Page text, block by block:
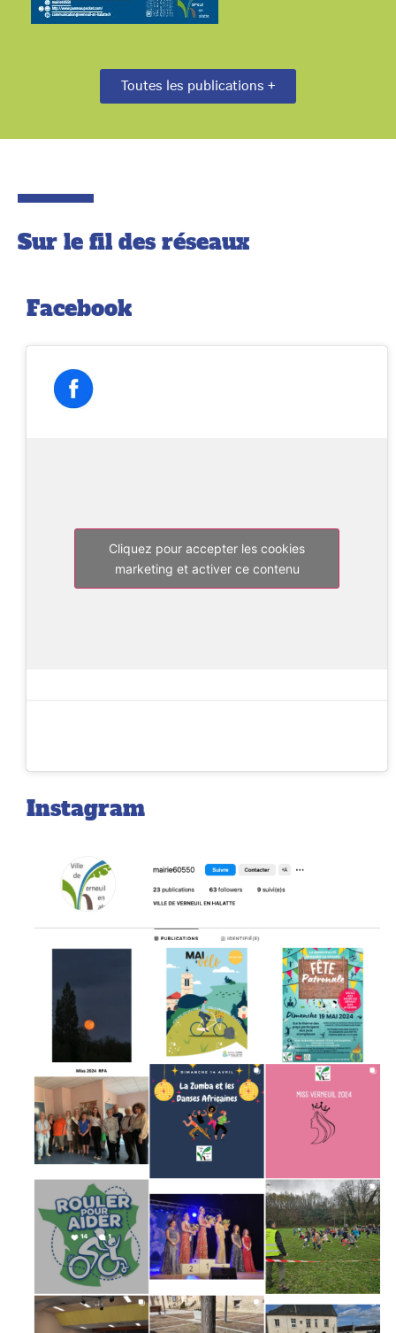
Toutes les publications +
Sur le fil des réseaux
Facebook
Cliquez pour accepter les cookies
marketing et activer ce contenu
Instagram